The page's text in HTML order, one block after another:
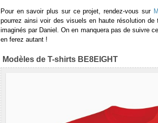
Pour en savoir plus sur ce projet, rendez-vous sur
pourrez ainsi voir des visuels en haute résolution
imaginés par Daniel. On en manquera pas de suivre
en ferez autant !
Modèles de T-shirts BE8EIGHT